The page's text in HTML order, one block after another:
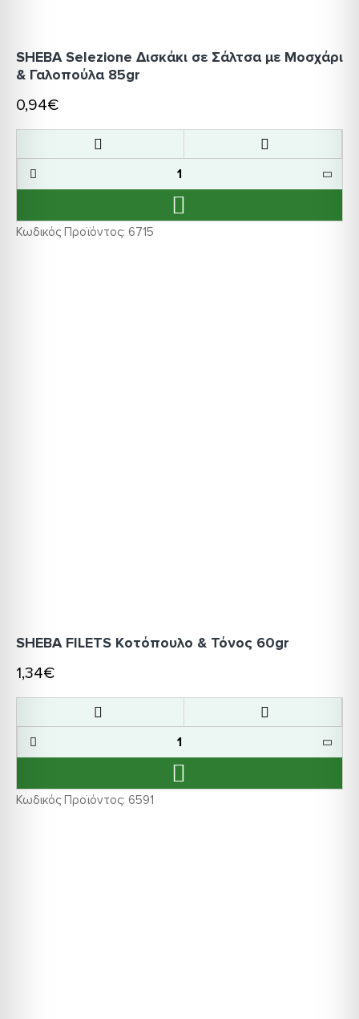
Κωδικός Προϊόντος: 6715
SHEBA Selezione Δισκάκι σε Σάλτσα με Μοσχάρι
& Γαλοπούλα 85gr
0,94€
Κωδικός Προϊόντος: 6591
SHEBA FILETS Κοτόπουλο & Τόνος 60gr
1,34€